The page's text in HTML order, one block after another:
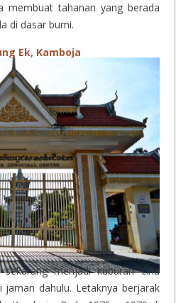
membuat tahanan yang berada
di dasar bumi.
Ek, Kamboja
menjadi kuburan cina
dahulu. Letaknya berjarak